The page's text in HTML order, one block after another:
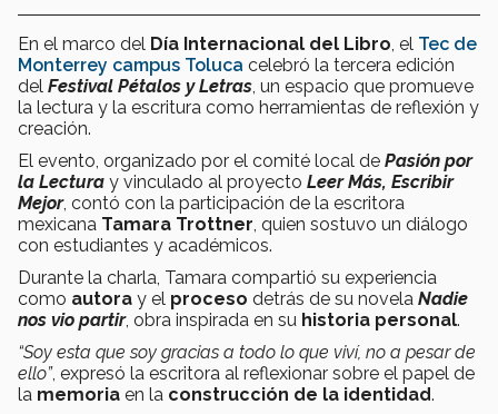
En el marco del Día Internacional del Libro , el Tec de
Monterrey campus Toluca celebró la tercera edición
del Festival Pétalos y Letras , un espacio que promueve
la lectura y la escritura como herramientas de reflexión y
creación.
El evento, organizado por el comité local de Pasión por
la Lectura y vinculado al proyecto Leer Más, Escribir
Mejor, contó con la participación de la escritora
mexicana Tamara Trottner , quien sostuvo un diálogo
con estudiantes y académicos.
Durante la charla, Tamara compartió su experiencia
como autora y el proceso detrás de su novela Nadie
nos vio partir, obra inspirada en su historia personal.
“Soy esta que soy gracias a todo lo que viví, no a pesar de
ello”, expresó la escritora al reflexionar sobre el papel de
la memoria en la construcción de la identidad.